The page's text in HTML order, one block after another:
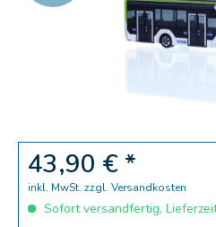
43,90 € *
inkl. MwSt. zzgl. Versandkosten
Sofort versandfertig,